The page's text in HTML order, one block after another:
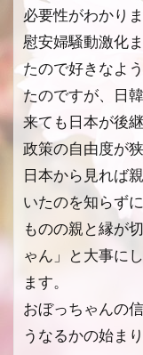
必要性がわかりま
慰安婦騒動激化
たので好きなよ
たのですが、日
来ても日本が後
政策の自由度が
日本から見れば
いたのを知らず
ものの親と縁が
ゃん」と大事に
ます。
おぼっちゃんの
うなるかの始まり